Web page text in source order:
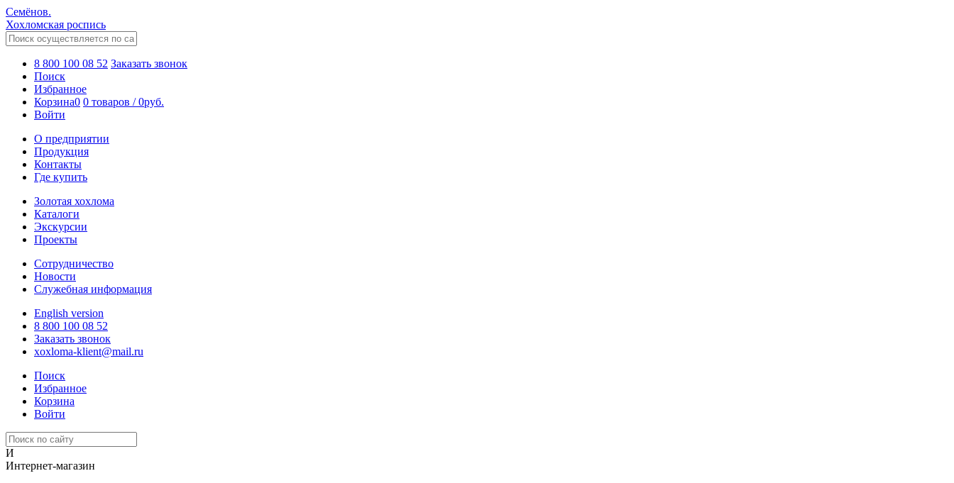
Семёнов.
Хохломская роспись
8 800 100 08 52 Заказать звонок
Поиск
Избранное
Корзина0 0 товаров /0руб.
Войти
О предприятии
Продукция
Контакты
Где купить
Золотая хохлома
Каталоги
Экскурсии
Проекты
Сотрудничество
Новости
Служебная информация
English version
8 800 100 08 52
Заказать звонок
xoxloma-klient@mail.ru
Поиск
Избранное
Корзина
Войти
И
Интернет-магазин